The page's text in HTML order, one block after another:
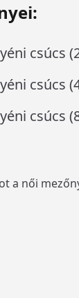
csúcs
csúcs
csúcs
a női